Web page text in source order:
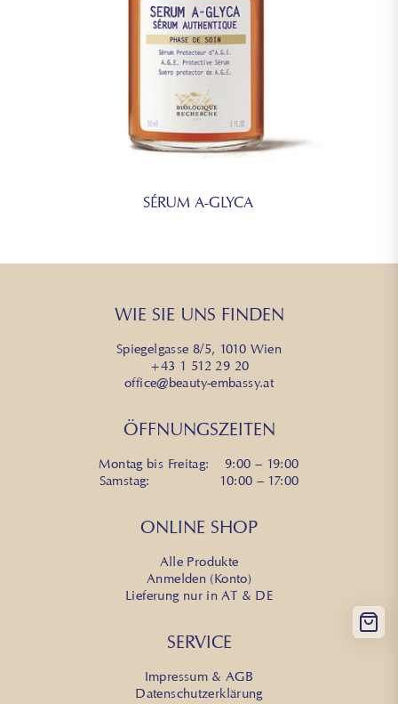
SÉRUM A-GLYCA
WIE SIE UNS FINDEN
Spiegelgasse 8/5, 1010 Wien
+43 1 512 29 20
office@beauty-embassy.at
ÖFFNUNGSZEITEN
Montag bis Freitag: 9:00 – 19:00
Samstag: 10:00 – 17:00
ONLINE SHOP
Alle Produkte
Anmelden (Konto)
Lieferung nur in AT & DE
SERVICE
Impressum & AGB
Datenschutzerklärung